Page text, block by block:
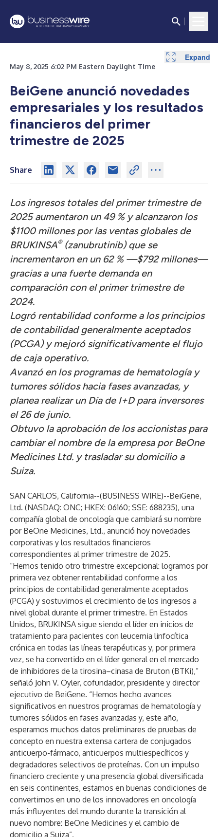
May 8, 2025 6:02 PM Eastern Daylight Time
BeiGene anunció novedades
empresariales y los resultados
financieros del primer
trimestre de 2025
Share
Los ingresos totales del primer trimestre de
2025 aumentaron un 49 % y alcanzaron los
$1100 millones por las ventas globales de
BRUKINSA®(zanubrutinib) que se
incrementaron en un 62 % —$792 millones—
gracias a una fuerte demanda en
comparación con el primer trimestre de
2024.
Logró rentabilidad conforme a los principios
de contabilidad generalmente aceptados
(PCGA) y mejoró significativamente el flujo
de caja operativo.
Avanzó en los programas de hematología y
tumores sólidos hacia fases avanzadas, y
planea realizar un Día de I+D para inversores
el 26 de junio.
Obtuvo la aprobación de los accionistas para
cambiar el nombre de la empresa por BeOne
Medicines Ltd. y trasladar su domicilio a
Suiza.
SAN CARLOS, California--(BUSINESS WIRE)--BeiGene,
Ltd. (NASDAQ: ONC; HKEX: 06160; SSE: 688235), una
compañía global de oncología que cambiará su nombre
por BeOne Medicines, Ltd., anunció hoy novedades
corporativas y los resultados financieros
correspondientes al primer trimestre de 2025.
“Hemos tenido otro trimestre excepcional: logramos por
primera vez obtener rentabilidad conforme a los
principios de contabilidad generalmente aceptados
(PCGA) y sostuvimos el crecimiento de los ingresos a
nivel global durante el primer trimestre. En Estados
Unidos, BRUKINSA sigue siendo el líder en inicios de
tratamiento para pacientes con leucemia linfocítica
crónica en todas las líneas terapéuticas y, por primera
vez, se ha convertido en el líder general en el mercado
de inhibidores de la tirosina–cinasa de Bruton (BTKi),”
señaló John V. Oyler, cofundador, presidente y director
ejecutivo de BeiGene. “Hemos hecho avances
significativos en nuestros programas de hematología y
tumores sólidos en fases avanzadas y, este año,
esperamos muchos datos preliminares de pruebas de
concepto en nuestra extensa cartera de conjugados
anticuerpo-fármaco, anticuerpos multiespecíficos y
degradadores selectivos de proteínas. Con un impulso
financiero creciente y una presencia global diversificada
en seis continentes, estamos en buenas condiciones de
convertirnos en uno de los innovadores en oncología
más influyentes del mundo durante la transición al
nuevo nombre: BeOne Medicines y el cambio de
domicilio a Suiza”.
Expand
Expand
Expand
Expand
Expand
Expand
Expand
Expand